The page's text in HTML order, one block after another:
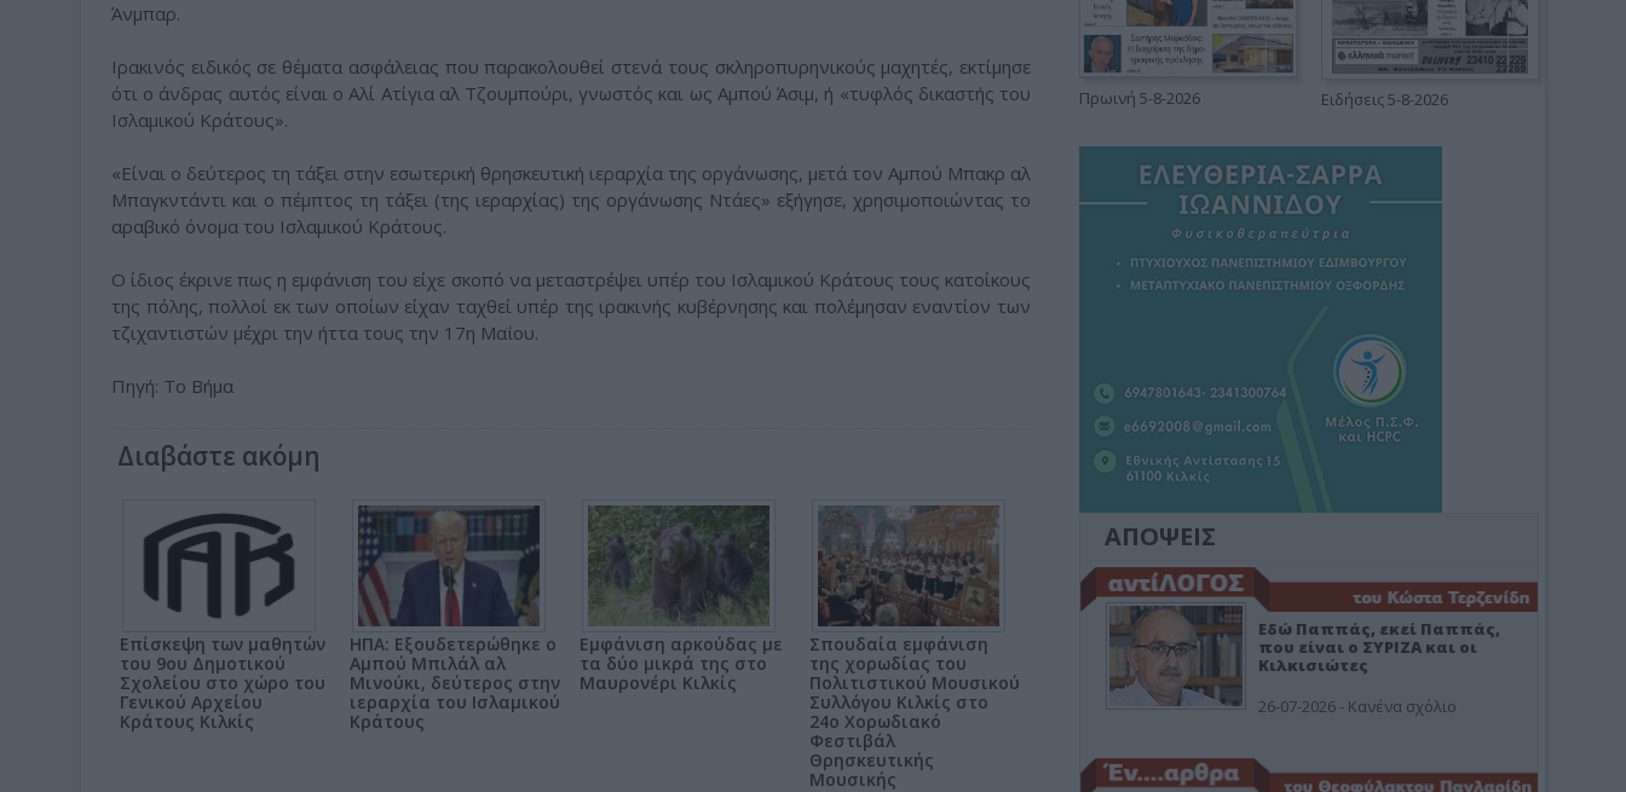
Άνμπαρ.
Ιρακινός ειδικός σε θέματα ασφάλειας που παρακολουθεί στενά τους σκληροπυρηνικούς μαχητές, εκτίμησε
ότι ο άνδρας αυτός είναι ο Αλί Ατίγια αλ Τζουμπούρι, γνωστός και ως Αμπού Άσιμ, ή «τυφλός δικαστής του
Ισλαμικού Κράτους».
«Είναι ο δεύτερος τη τάξει στην εσωτερική θρησκευτική ιεραρχία της οργάνωσης, μετά τον Αμπού Μπακρ αλ
Μπαγκντάντι και ο πέμπτος τη τάξει (της ιεραρχίας) της οργάνωσης Ντάες» εξήγησε, χρησιμοποιώντας το
αραβικό όνομα του Ισλαμικού Κράτους.
Ο ίδιος έκρινε πως η εμφάνιση του είχε σκοπό να μεταστρέψει υπέρ του Ισλαμικού Κράτους τους κατοίκους
της πόλης, πολλοί εκ των οποίων είχαν ταχθεί υπέρ της ιρακινής κυβέρνησης και πολέμησαν εναντίον των
τζιχαντιστών μέχρι την ήττα τους την 17η Μαΐου.
Πηγή: Το Βήμα
Διαβάστε ακόμη
Επίσκεψη των μαθητών
του 9ου Δημοτικού
Σχολείου στο χώρο του
Γενικού Αρχείου
Κράτους Κιλκίς
ΗΠΑ: Εξουδετερώθηκε ο
Αμπού Μπιλάλ αλ
Μινούκι, δεύτερος στην
ιεραρχία του Ισλαμικού
Κράτους
Εμφάνιση αρκούδας με
τα δύο μικρά της στο
Μαυρονέρι Κιλκίς
Σπουδαία εμφάνιση
της χορωδίας του
Πολιτιστικού Μουσικού
Συλλόγου Κιλκίς στο
24ο Χορωδιακό
Φεστιβάλ
Θρησκευτικής
Μουσικής
Πρωινή 5-8-2026 Ειδήσεις 5-8-2026
ΑΠΟΨΕΙΣ
Εδώ Παππάς, εκεί Παππάς,
που είναι ο ΣΥΡΙΖΑ και οι
Κιλκισιώτες
26-07-2026 - Κανένα σχόλιο